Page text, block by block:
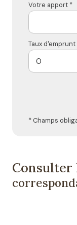
Votre apport *
Taux d'emprunt
* Champs
Consulter